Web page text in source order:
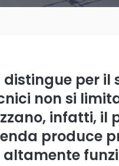
per il
non si
infatti, il
produce